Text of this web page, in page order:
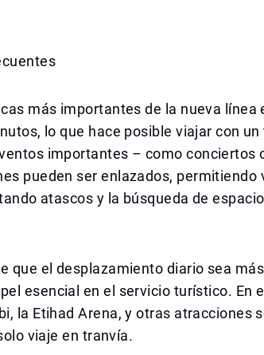
más importantes de la nueva línea
lo que hace posible viajar con
importantes – como conciertos
pueden ser enlazados, permitiendo
atascos y la búsqueda de
que el desplazamiento diario sea
esencial en el servicio turístico. En
la Etihad Arena, y otras atracciones
viaje en tranvía.